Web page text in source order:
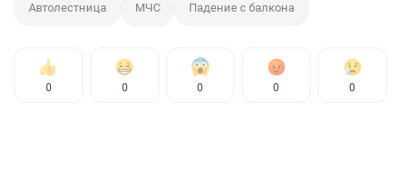
Автолестница МЧС Падение с балкона
0 0 0 0 0